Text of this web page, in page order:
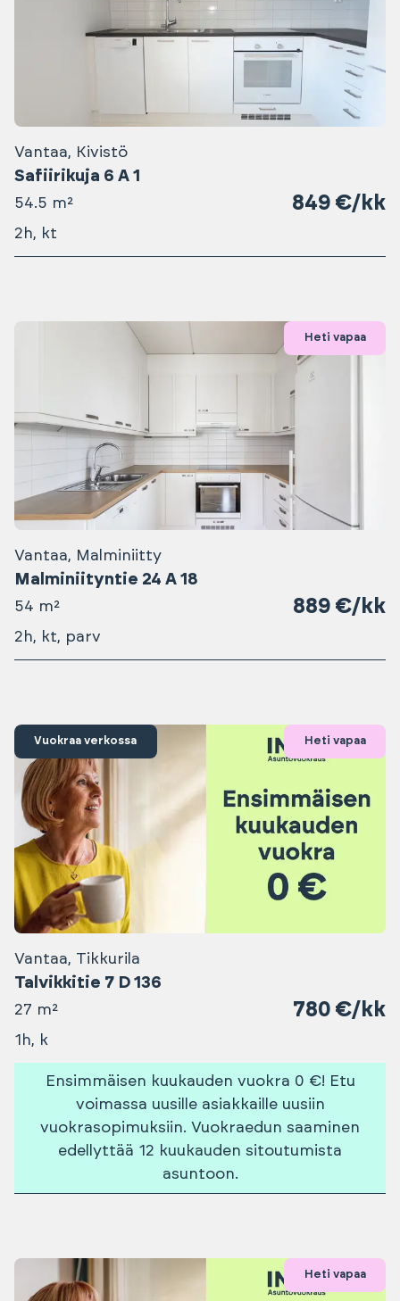
Vantaa, Kivistö
Safiirikuja 6 A 1
54.5 m² 849 €/kk
2h, kt
Heti vapaa
Vantaa, Malminiitty
Malminiityntie 24 A 18
54 m² 889 €/kk
2h, kt, parv
Vuokraa verkossa Heti vapaa
Vantaa, Tikkurila
Talvikkitie 7 D 136
27 m² 780 €/kk
1h, k
Ensimmäisen kuukauden vuokra 0 €! Etu
voimassa uusille asiakkaille uusiin
vuokrasopimuksiin. Vuokraedun saaminen
edellyttää 12 kuukauden sitoutumista
asuntoon.
Heti vapaa